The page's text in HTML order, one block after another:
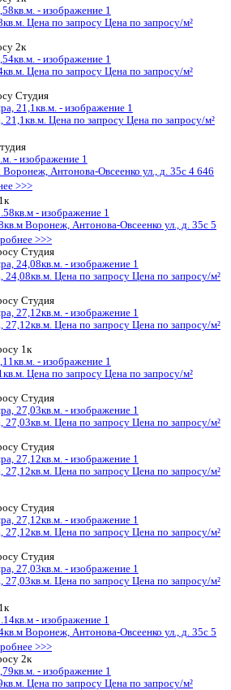
41,58кв.м. Цена по запросу
24,08кв.м. Цена по запросу
27,12кв.м. Цена по запросу
Цена
1к
Студия
27,03кв.м.
Студия
27,12кв.м. Цена по запросу
Студия
27,12кв.м.
Студия
27,03кв.м.
42.14кв.м
Воронеж, Антонова-
Подробнее >>>
54,79кв.м. Цена по запросу Цена по
44,45кв.м. Цена по запросу Цена по
1к